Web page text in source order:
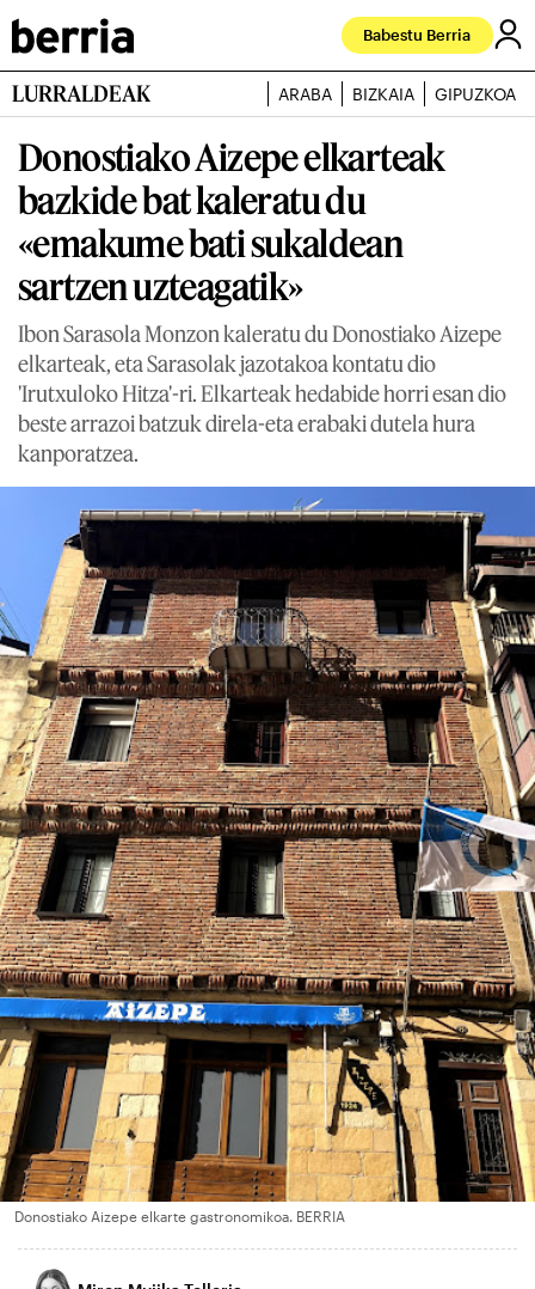
Babestu Berria
LURRALDEAK ARABA BIZKAIA GIPUZKOA
Donostiako Aizepe elkarteak
bazkide bat kaleratu du
«emakume bati sukaldean
sartzen uzteagatik»
Ibon Sarasola Monzon kaleratu du Donostiako Aizepe
elkarteak, eta Sarasolak jazotakoa kontatu dio
'Irutxuloko Hitza'-ri. Elkarteak hedabide horri esan dio
beste arrazoi batzuk direla-eta erabaki dutela hura
kanporatzea.
Donostiako Aizepe elkarte gastronomikoa. BERRIA